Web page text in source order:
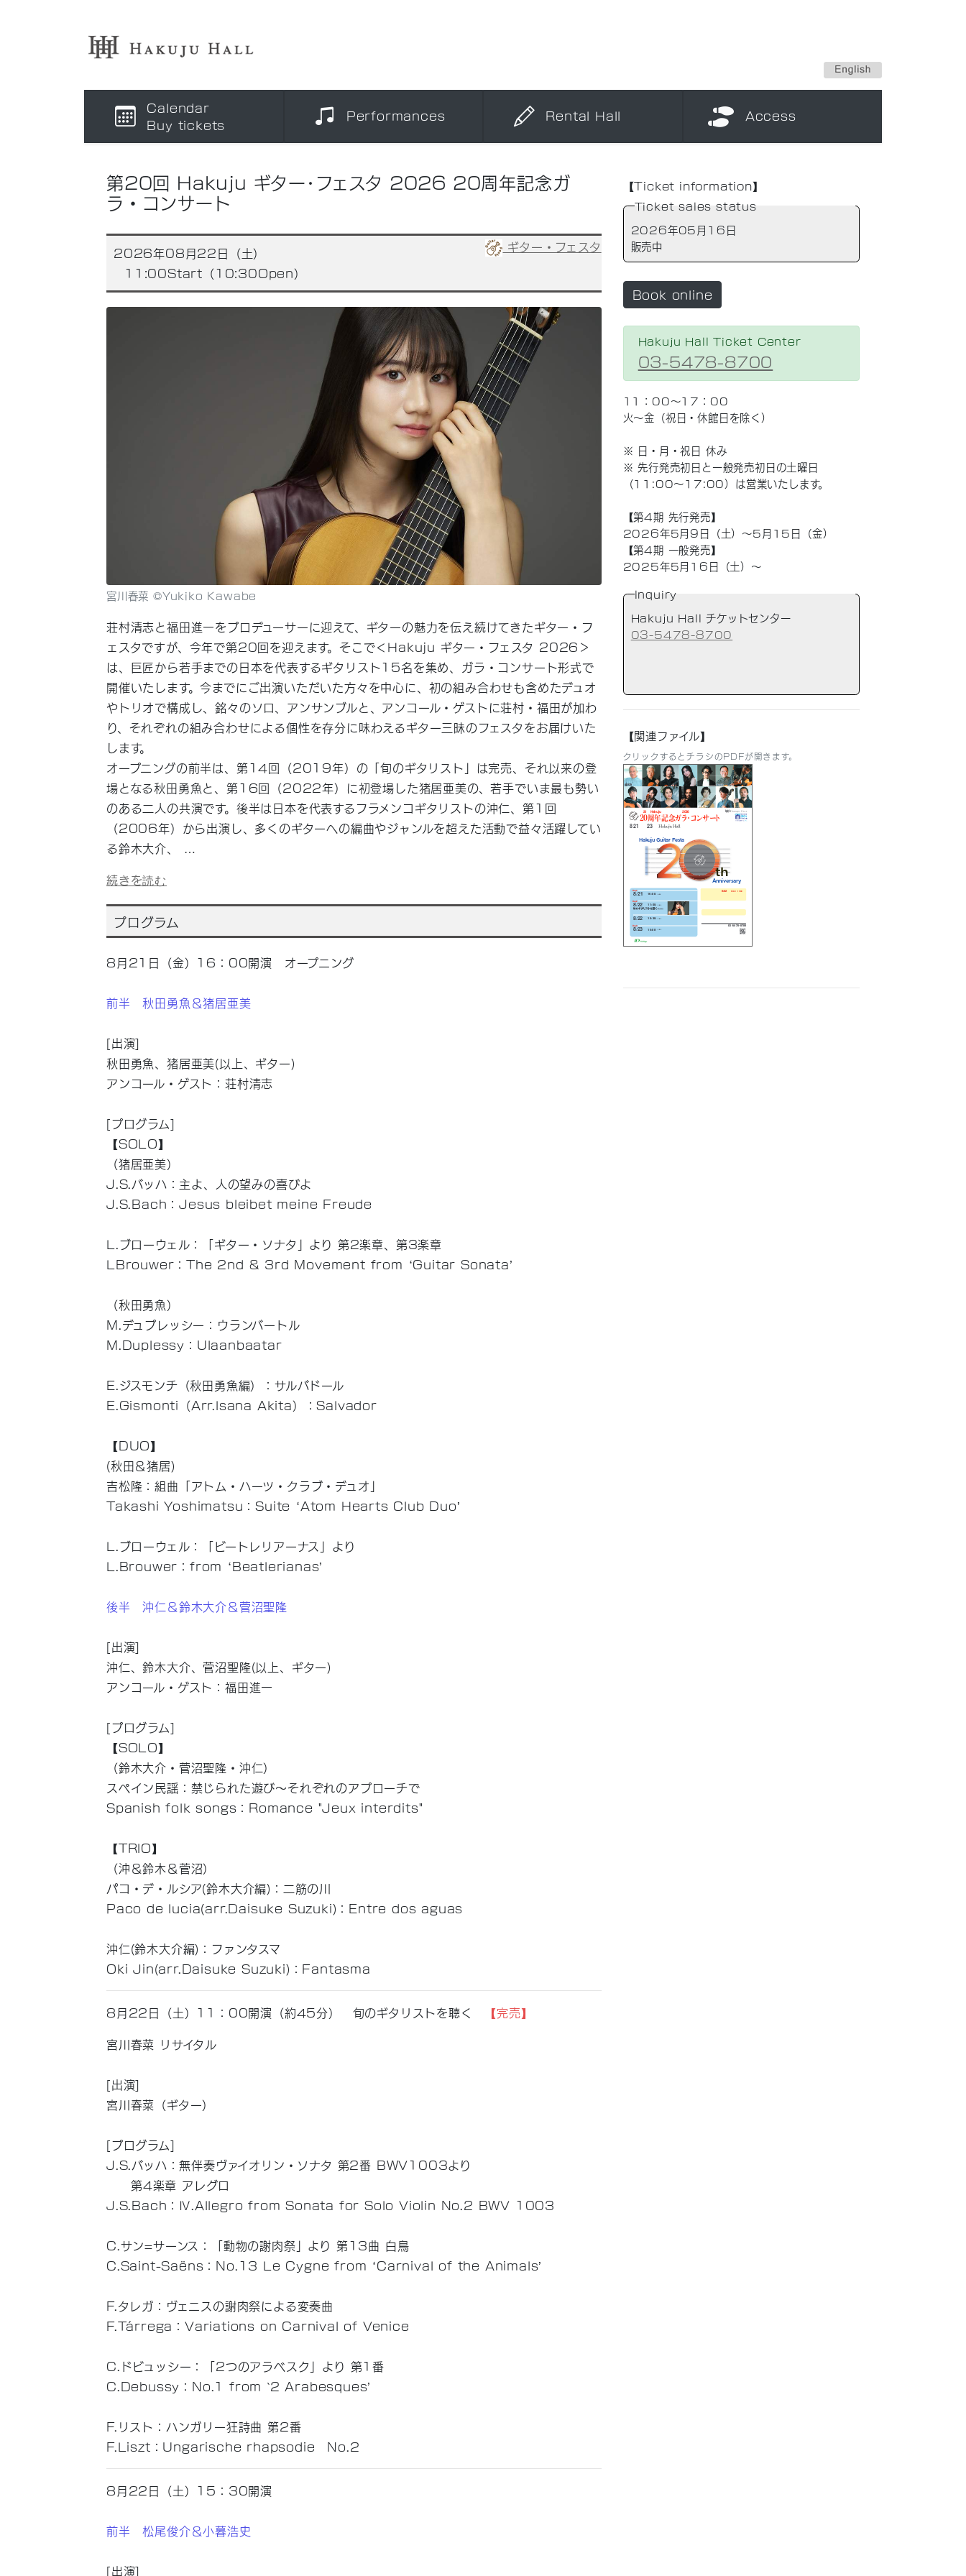
Calendar
Buy tickets
Performances Rental Hall Access
第20回 Hakuju ギター･フェスタ 2026 20周年記念ガ
ラ・コンサート
ギター・フェスタ
2026年08月22日（土）
11:00Start（10:30Open）
宮川春菜 ©Yukiko Kawabe
荘村清志と福田進一をプロデューサーに迎えて、ギターの魅力を伝え続けてきたギター・フ
ェスタですが、今年で第20回を迎えます。そこで＜Hakuju ギター・フェスタ 2026＞
は、巨匠から若手までの日本を代表するギタリスト15名を集め、ガラ・コンサート形式で
開催いたします。今までにご出演いただいた方々を中心に、初の組み合わせも含めたデュオ
やトリオで構成し、銘々のソロ、アンサンブルと、アンコール・ゲストに荘村・福田が加わ
り、それぞれの組み合わせによる個性を存分に味わえるギター三昧のフェスタをお届けいた
します。
オープニングの前半は、第14回（2019年）の「旬のギタリスト」は完売、それ以来の登
場となる秋田勇魚と、第16回（2022年）に初登場した猪居亜美の、若手でいま最も勢い
のある二人の共演です。後半は日本を代表するフラメンコギタリストの沖仁、第1回
（2006年）から出演し、多くのギターへの編曲やジャンルを超えた活動で益々活躍してい
る鈴木大介、
…
続きを読む
プログラム
8月21日（金）16：00開演 オープニング
前半 秋田勇魚＆猪居亜美
[出演]
秋田勇魚、猪居亜美(以上、ギター)
アンコール・ゲスト：荘村清志
[プログラム]
【SOLO】
（猪居亜美）
J.S.バッハ：主よ、人の望みの喜びよ
J.S.Bach：Jesus bleibet meine Freude
L.ブローウェル：「ギター・ソナタ」より 第2楽章、第3楽章
LBrouwer：The 2nd & 3rd Movement from ‘Guitar Sonata’
（秋田勇魚）
M.デュプレッシー：ウランバートル
M.Duplessy：Ulaanbaatar
E.ジスモンチ（秋田勇魚編）：サルバドール
E.Gismonti（Arr.Isana Akita）：Salvador
【DUO】
(秋田＆猪居)
吉松隆：組曲「アトム・ハーツ・クラブ・デュオ」
Takashi Yoshimatsu：Suite ‘Atom Hearts Club Duo’
L.ブローウェル：「ビートレリアーナス」より
L.Brouwer：from ‘Beatlerianas’
後半 沖仁＆鈴木大介＆菅沼聖隆
[出演]
沖仁、鈴木大介、菅沼聖隆(以上、ギター)
アンコール・ゲスト：福田進一
[プログラム]
【SOLO】
（鈴木大介・菅沼聖隆・沖仁）
スペイン民謡：禁じられた遊び～それぞれのアプローチで
Spanish folk songs：Romance "Jeux interdits"
【TRIO】
（沖＆鈴木＆菅沼）
パコ・デ・ルシア(鈴木大介編)：二筋の川
Paco de lucia(arr.Daisuke Suzuki)：Entre dos aguas
沖仁(鈴木大介編)：ファンタスマ
Oki Jin(arr.Daisuke Suzuki)：Fantasma
8月22日（土）11：00開演（約45分） 旬のギタリストを聴く
【完売】
宮川春菜 リサイタル
[出演]
宮川春菜（ギター）
[プログラム]
J.S.バッハ：無伴奏ヴァイオリン・ソナタ 第2番 BWV1003より
第4楽章 アレグロ
J.S.Bach：Ⅳ.Allegro from Sonata for Solo Violin No.2 BWV 1003
C.サン=サーンス：「動物の謝肉祭」より 第13曲 白鳥
C.Saint-Saëns：No.13 Le Cygne from ‘Carnival of the Animals’
F.タレガ：ヴェニスの謝肉祭による変奏曲
F.Tárrega：Variations on Carnival of Venice
C.ドビュッシー：「2つのアラベスク」より 第1番
C.Debussy：No.1 from ‵2 Arabesques’
F.リスト：ハンガリー狂詩曲 第2番
F.Liszt：Ungarische rhapsodie No.2
8月22日（土）15：30開演
前半 松尾俊介＆小暮浩史
[出演]
【Ticket information】
Ticket sales status
2026年05月16日
販売中
Book online
Hakuju Hall Ticket Center
03-5478-8700
11：00～17：00
火～金（祝日・休館日を除く）
※ 日・月・祝日 休み
※ 先行発売初日と一般発売初日の土曜日
（11:00～17:00）は営業いたします。
【第4期 先行発売】
2026年5月9日（土）～5月15日（金）
【第4期 一般発売】
2025年5月16日（土）～
Inquiry
Hakuju Hall チケットセンター
03-5478-8700
【関連ファイル】
クリックするとチラシのPDFが開きます。